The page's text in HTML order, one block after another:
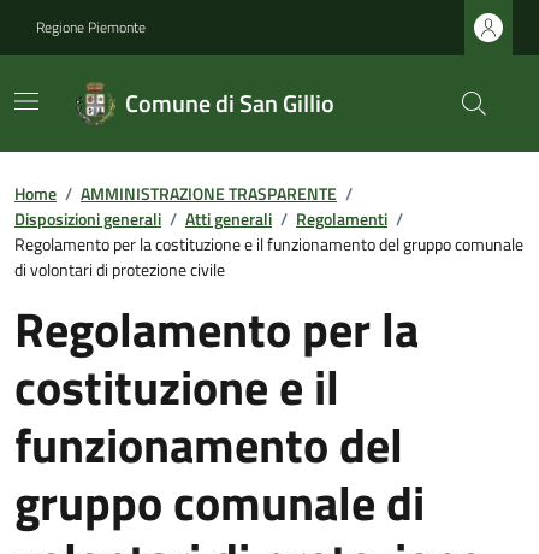
Regione Piemonte
Comune di San Gillio
Home / AMMINISTRAZIONE TRASPARENTE /
Disposizioni generali / Atti generali / Regolamenti /
Regolamento per la costituzione e il funzionamento del gruppo comunale
di volontari di protezione civile
Regolamento per la
costituzione e il
funzionamento del
gruppo comunale di